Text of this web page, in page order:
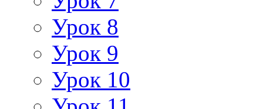
Урок 8
Урок 9
Урок 10